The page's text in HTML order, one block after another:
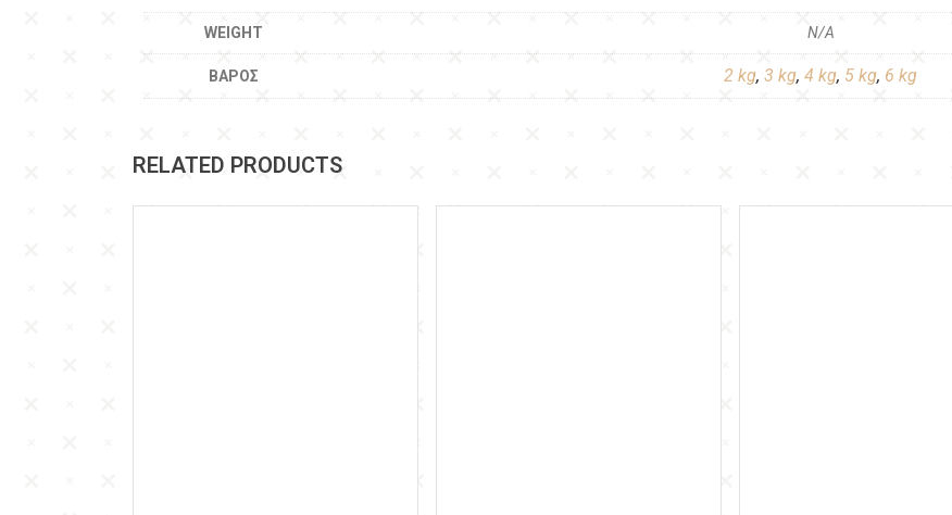
WEIGHT N/A
ΒΆΡΟΣ 2 kg, 3 kg, 4 kg, 5 kg, 6 kg
RELATED PRODUCTS